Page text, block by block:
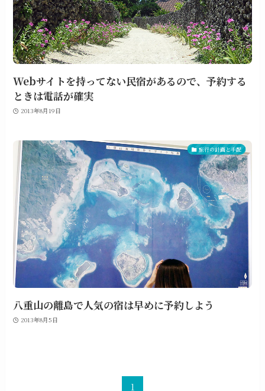
Webサイトを持ってない民宿があるので、予約する
ときは電話が確実
2013年8月19日
旅行の計画と手配
八重山の離島で人気の宿は早めに予約しよう
2013年8月5日
1